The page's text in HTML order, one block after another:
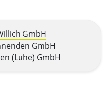
GmbH
GmbH
(Luhe) GmbH